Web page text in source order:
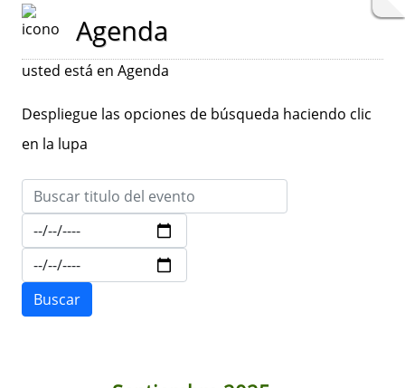
Agenda
usted está en Agenda
Despliegue las opciones de búsqueda haciendo clic
en la lupa